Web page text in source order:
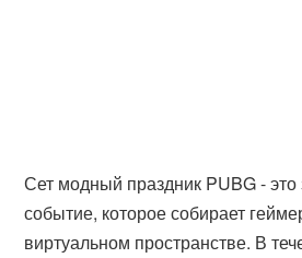
Сет модный праздник PUBG -
событие, которое собирает
виртуальном пространстве. В